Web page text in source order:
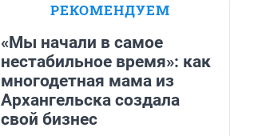
РЕКОМЕНДУЕМ
«Мы начали в самое
нестабильное время»: как
многодетная мама из
Архангельска создала
свой бизнес